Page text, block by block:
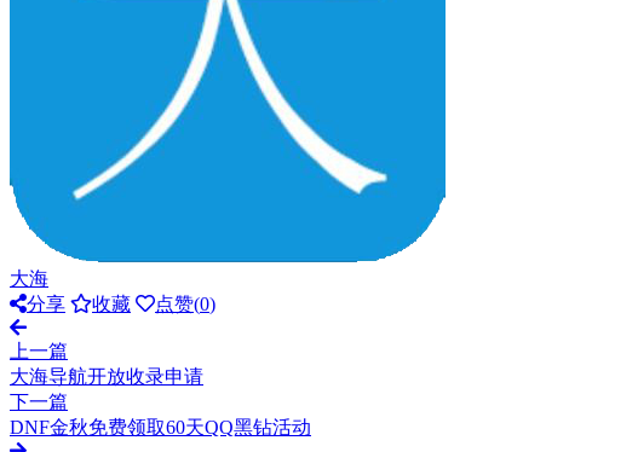
大海
分享
收藏 点赞(0)
上一篇
大海导航开放收录申请
下一篇
DNF金秋免费领取60天QQ黑钻活动